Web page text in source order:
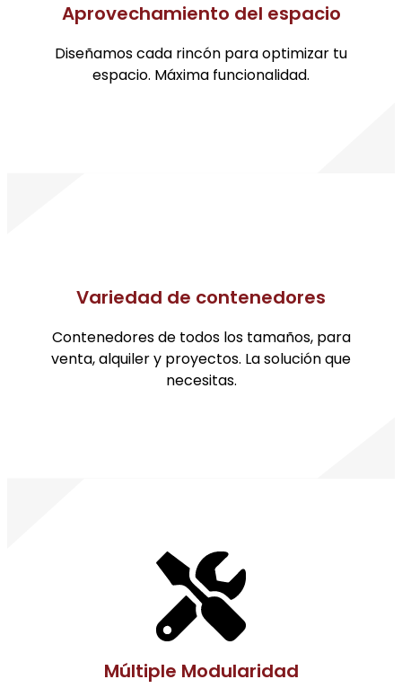
Aprovechamiento del espacio
Diseñamos cada rincón para optimizar tu
espacio. Máxima funcionalidad.
Variedad de contenedores
Contenedores de todos los tamaños, para
venta, alquiler y proyectos. La solución que
necesitas.
Múltiple Modularidad